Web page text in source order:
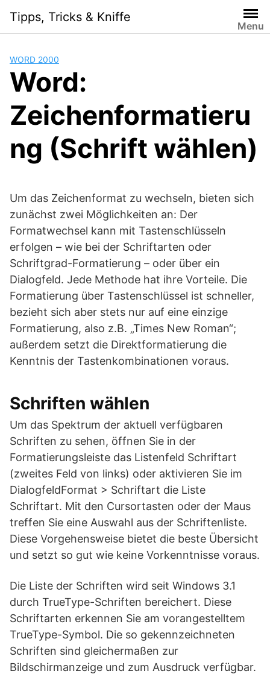
content
Tipps, Tricks & Kniffe
Menu
WORD 2000
Word:
Zeichenformatieru
ng (Schrift wählen)
Um das Zeichenformat zu wechseln, bieten sich
zunächst zwei Möglichkeiten an: Der
Formatwechsel kann mit Tastenschlüsseln
erfolgen – wie bei der Schriftarten oder
Schriftgrad-Formatierung – oder über ein
Dialogfeld. Jede Methode hat ihre Vorteile. Die
Formatierung über Tastenschlüssel ist schneller,
bezieht sich aber stets nur auf eine einzige
Formatierung, also z.B. „Times New Roman“;
außerdem setzt die Direktformatierung die
Kenntnis der Tastenkombinationen voraus.
Schriften wählen
Um das Spektrum der aktuell verfügbaren
Schriften zu sehen, öffnen Sie in der
Formatierungsleiste das Listenfeld Schriftart
(zweites Feld von links) oder aktivieren Sie im
DialogfeldFormat > Schriftart die Liste
Schriftart. Mit den Cursortasten oder der Maus
treffen Sie eine Auswahl aus der Schriftenliste.
Diese Vorgehensweise bietet die beste Übersicht
und setzt so gut wie keine Vorkenntnisse voraus.
Die Liste der Schriften wird seit Windows 3.1
durch TrueType-Schriften bereichert. Diese
Schriftarten erkennen Sie am vorangestelltem
TrueType-Symbol. Die so gekennzeichneten
Schriften sind gleichermaßen zur
Bildschirmanzeige und zum Ausdruck verfügbar.